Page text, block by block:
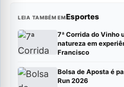
LEIA TAMBÉM EMEsportes
7ª Corrida do Vinho
natureza em
Francisco
Bolsa de Aposta é
Run 2026